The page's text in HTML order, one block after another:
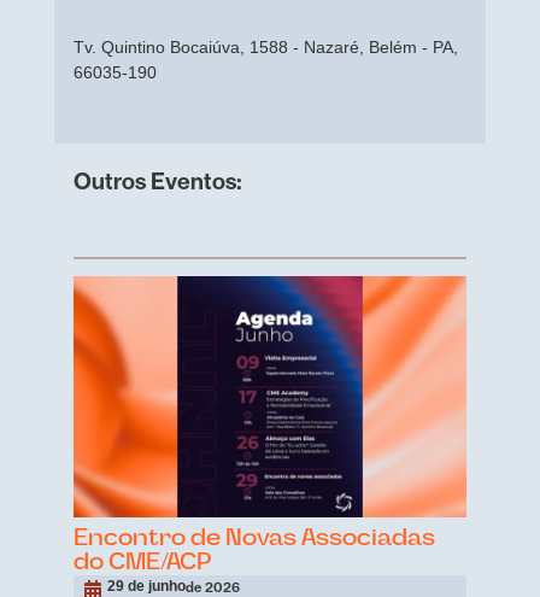
Tv. Quintino Bocaiúva, 1588 - Nazaré, Belém - PA,
66035-190
Outros Eventos:
Encontro de Novas Associadas
do CME/ACP
29 de junhode 2026